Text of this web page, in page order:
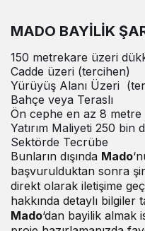
MADO BAYİLİK
150 metrekare üzeri
Cadde üzeri (tercihen)
Yürüyüş Alanı Üzeri
Bahçe veya Teraslı
Ön cephe en az 8 metre
Yatırım Maliyeti 250 bin
Sektörde Tecrübe
Bunların dışında Mado
başvurulduktan sonra
direkt olarak iletişime
hakkında detaylı
Mado‘dan bayilik